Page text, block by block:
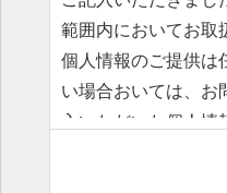
範囲内においてお取
個人情報のご提供は
い場合おいては、お
入いただいた個人
に第三者（当社業
個人情報の開示・